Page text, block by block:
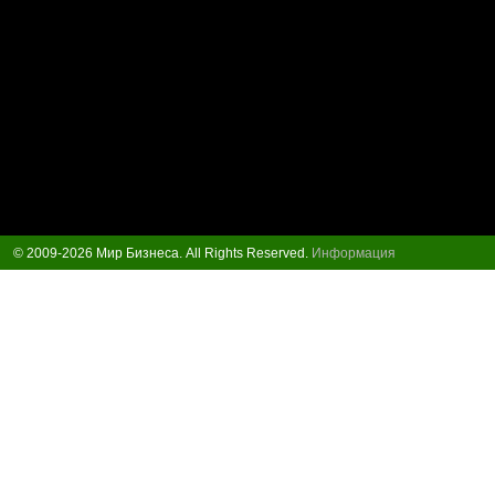
© 2009-2026 Мир Бизнеса. All Rights Reserved. Информация